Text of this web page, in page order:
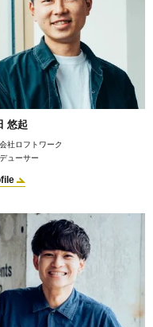
悠起
社ロフトワーク
ューサー